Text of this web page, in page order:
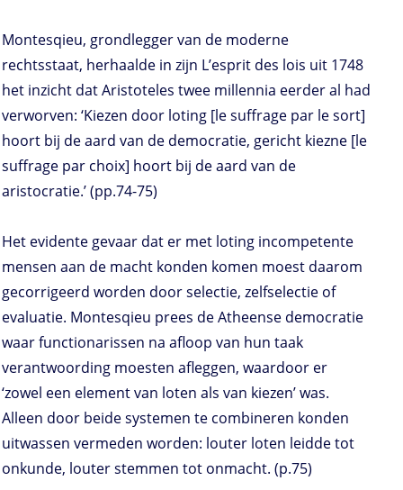
Montesqieu, grondlegger van de moderne
rechtsstaat, herhaalde in zijn L’esprit des lois uit 1748
het inzicht dat Aristoteles twee millennia eerder al had
verworven: ‘Kiezen door loting [le suffrage par le sort]
hoort bij de aard van de democratie, gericht kiezne [le
suffrage par choix] hoort bij de aard van de
aristocratie.’ (pp.74-75)
Het evidente gevaar dat er met loting incompetente
mensen aan de macht konden komen moest daarom
gecorrigeerd worden door selectie, zelfselectie of
evaluatie. Montesqieu prees de Atheense democratie
waar functionarissen na afloop van hun taak
verantwoording moesten afleggen, waardoor er
‘zowel een element van loten als van kiezen’ was.
Alleen door beide systemen te combineren konden
uitwassen vermeden worden: louter loten leidde tot
onkunde, louter stemmen tot onmacht. (p.75)